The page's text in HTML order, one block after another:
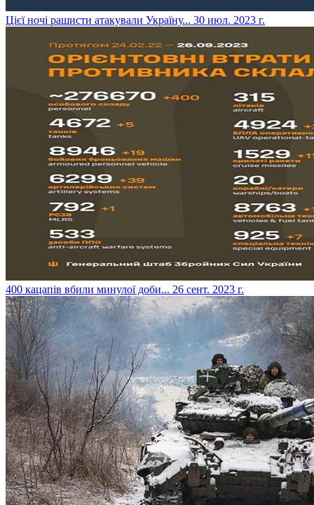
​Цієї ночі рашисти атакували Україну... 30 июл. 2023 г.
​400 кацапів вбили минулої доби... 26 сент. 2023 г.